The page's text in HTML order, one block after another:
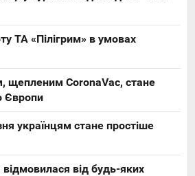
ТА «Пілігрим» в умовах
щепленим CoronaVac, стане
Європи
українцям стане простіше
від будь-яких